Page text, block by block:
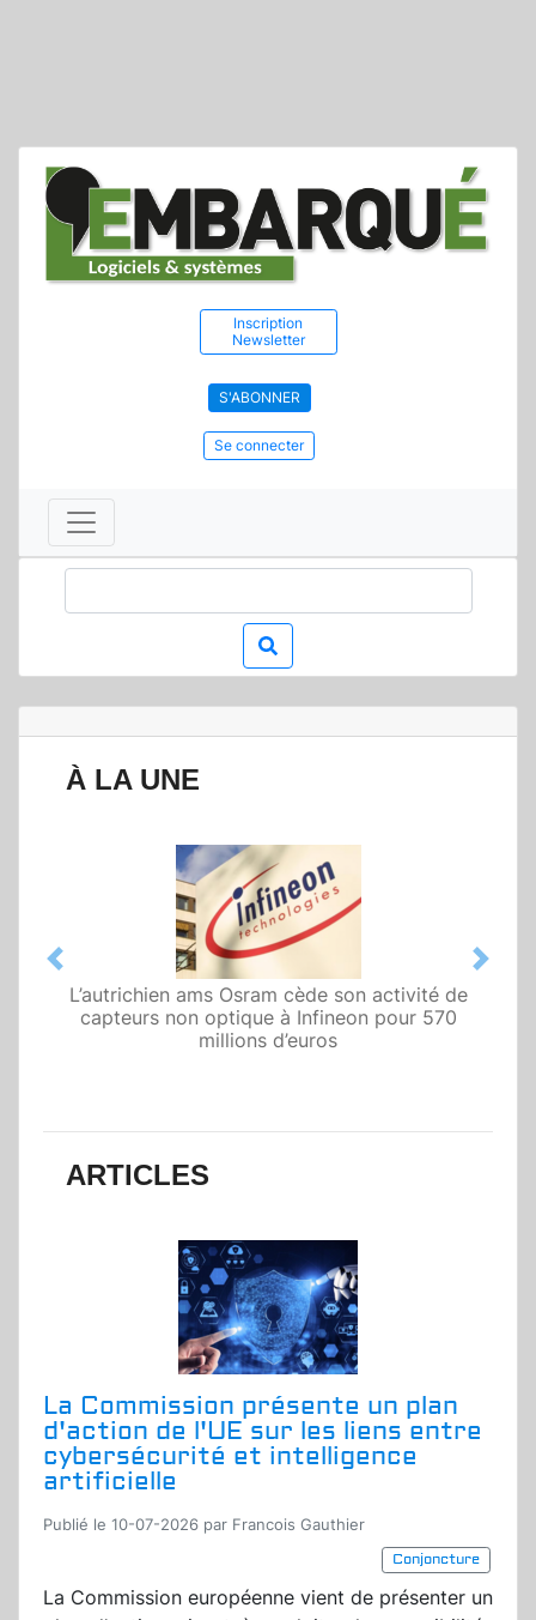
Inscription
Newsletter
S'ABONNER
Se connecter
À LA UNE
L’autrichien ams Osram cède son activité de
capteurs non optique à Infineon pour 570
millions d’euros
Qualcomm met en avant une architecture
fondée sur l’IA physique au service de robots
domestiques et humanoïdes
Previous Next
ARTICLES
La Commission présente un plan
d'action de l'UE sur les liens entre
cybersécurité et intelligence
artificielle
Publié le 10-07-2026 par Francois Gauthier
Conjoncture
La Commission européenne vient de présenter un